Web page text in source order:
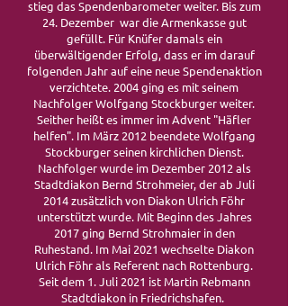
stieg das Spendenbarometer weiter. Bis zum
24. Dezember war die Armenkasse gut
gefüllt. Für Knüfer damals ein
überwältigender Erfolg, dass er im darauf
folgenden Jahr auf eine neue Spendenaktion
verzichtete. 2004 ging es mit seinem
Nachfolger Wolfgang Stockburger weiter.
Seither heißt es immer im Advent "Häfler
helfen". Im März 2012 beendete Wolfgang
Stockburger seinen kirchlichen Dienst.
Nachfolger wurde im Dezember 2012 als
Stadtdiakon Bernd Strohmeier, der ab Juli
2014 zusätzlich von Diakon Ulrich Föhr
unterstützt wurde. Mit Beginn des Jahres
2017 ging Bernd Strohmaier in den
Ruhestand. Im Mai 2021 wechselte Diakon
Ulrich Föhr als Referent nach Rottenburg.
Seit dem 1. Juli 2021 ist Martin Rebmann
Stadtdiakon in Friedrichshafen.